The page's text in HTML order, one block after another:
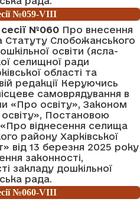
№059-VIII
№060 Про внесення
Статуту Слобожанського
освіти (ясла-
селищної ради
області та
редакції Керуючись
самоврядування в
«Про освіту», Законом
Постановою
віднесення селища
району Харківської
від 13 березня 2025 року
законності,
закладу дошкільної
рада.
№060-VIII